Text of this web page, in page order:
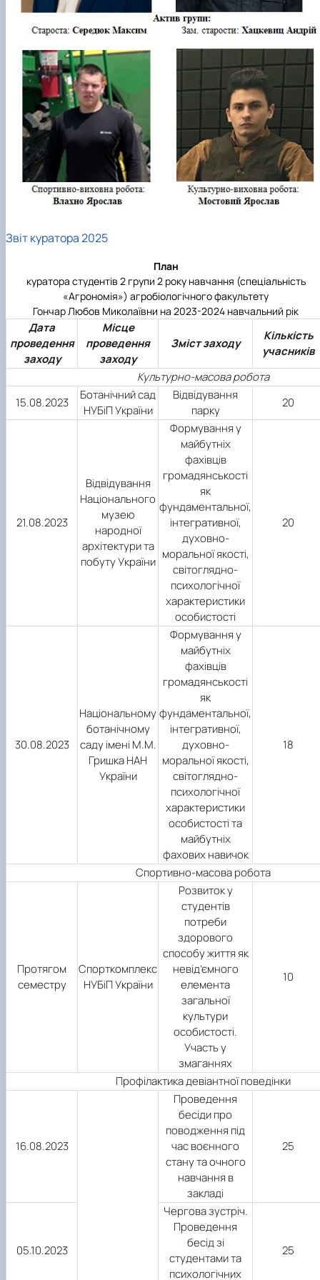
Підручники, навчальні посібники та
рекомендації для ОС "Бакалавр"
Наукові публікації студентів
Меморандуми, договори про співпрацю
Звіт куратора 2025
План
куратора студентів 2 групи 2 року навчання (спеціальність
«Агрономія») агробіологічного факультету
Гончар Любов Миколаївни на 2023-2024 навчальний рік
Дата
проведення
заходу
Місце
проведення
заходу
Зміст заходу
Кількість
учасників
Культурно-масова робота
15.08.2023
Ботанічний сад
НУБіП України
Відвідування
парку
20
21.08.2023
Відвідування
Національного
музею
народної
архітектури та
побуту України
Формування у
майбутніх
фахівців
громадянськості
як
фундаментальної,
інтегративної,
духовно-
моральної якості,
світоглядно-
психологічної
характеристики
особистості
20
30.08.2023
Національному
ботанічному
саду імені М.М.
Гришка НАН
України
Формування у
майбутніх
фахівців
громадянськості
як
фундаментальної,
інтегративної,
духовно-
моральної якості,
світоглядно-
психологічної
характеристики
особистості та
майбутніх
фахових навичок
18
Спортивно-масова робота
Протягом
семестру
Спорткомплекс
НУБіП України
Розвиток у
студентів
потреби
здорового
способу життя як
невід’ємного
елемента
загальної
культури
особистості.
Участь у
змаганнях
10
Профілактика девіантної поведінки
16.08.2023
Проведення
бесіди про
поводження під
час воєнного
стану та очного
навчання в
закладі
25
05.10.2023
Чергова зустріч.
Проведення
бесід зі
студентами та
психологічних
25